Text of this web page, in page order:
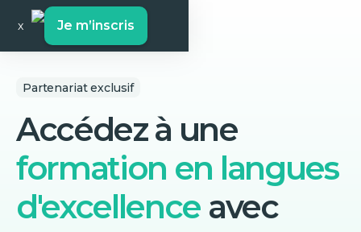
x Je m’inscris
Partenariat exclusif
Accédez à une
formation en langues
d'excellence avec